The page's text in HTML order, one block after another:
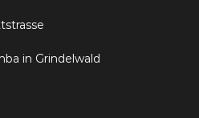
in Grindelwald